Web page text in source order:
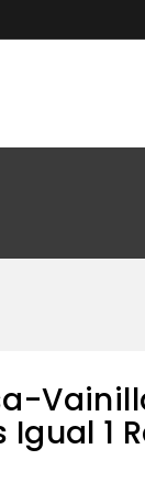
Igual 1